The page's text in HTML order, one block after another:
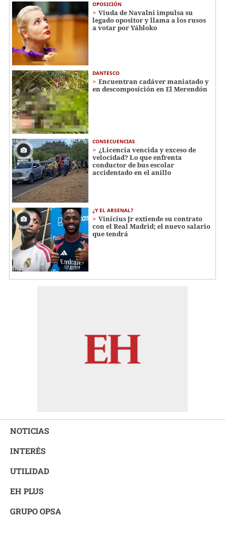
OPOSICIÓN
Viuda de Navalni impulsa su
legado opositor y llama a los rusos
a votar por Yábloko
DANTESCO
Encuentran cadáver maniatado y
en descomposición en El Merendón
CONSECUENCIAS
¿Licencia vencida y exceso de
velocidad? Lo que enfrenta
conductor de bus escolar
accidentado en el anillo
¿Y EL ARSENAL?
Vinícius Jr extiende su contrato
con el Real Madrid; el nuevo salario
que tendrá
NOTICIAS
INTERÉS
UTILIDAD
EH PLUS
GRUPO OPSA